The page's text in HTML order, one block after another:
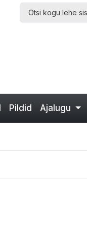
Pildid Ajalugu